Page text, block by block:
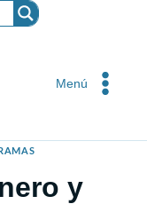
Menú
y